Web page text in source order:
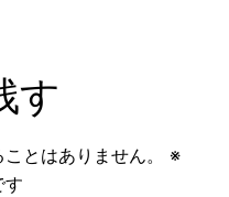
す
とはありません。
※
す